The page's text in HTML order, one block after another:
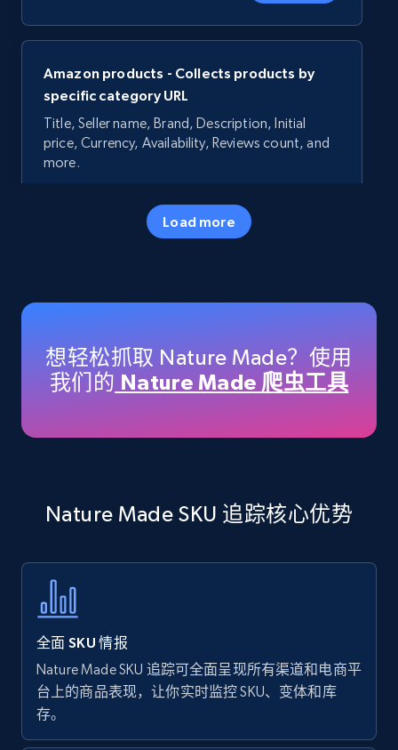
Amazon products - Collects products by
specific category URL
Title, Seller name, Brand, Description, Initial
price, Currency, Availability, Reviews count, and
more.
5.7K+
Title, Seller name, Brand, Description, Initial
price, Currency, Availability, Reviews count, and
more.
35.3K+ 5.7K+ 立即开始
Amazon products - find products by using
price, Currency, Availability, Reviews count, and
more.
5.7K+ 立即开始
Amazon Reviews
Load more
想轻松抓取 Nature Made？使用
我们的 Nature Made 爬虫工具
Nature Made SKU 追踪核心优势
全面 SKU 情报
Nature Made SKU 追踪可全面呈现所有渠道和电商平
台上的商品表现，让你实时监控 SKU、变体和库
存。